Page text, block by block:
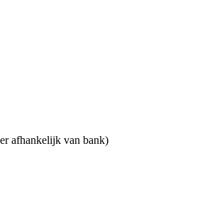
afhankelijk van bank)